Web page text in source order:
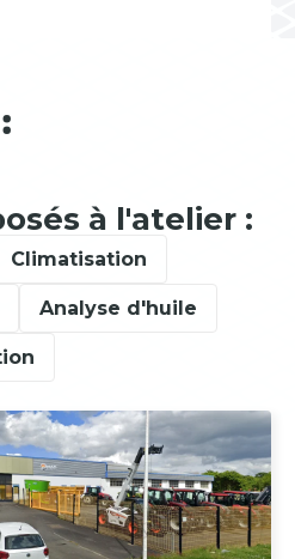
à l'atelier :
Climatisation
Analyse d'huile